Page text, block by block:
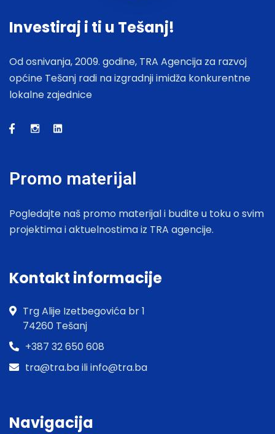
Investiraj i ti u Tešanj!
Od osnivanja, 2009. godine, TRA Agencija za razvoj
općine Tešanj radi na izgradnji imidža konkurentne
lokalne zajednice
Promo materijal
Pogledajte naš promo materijal i budite u toku o svim
projektima i aktuelnostima iz TRA agencije.
Kontakt informacije
Trg Alije Izetbegovića br 1
74260 Tešanj
+387 32 650 608
tra@tra.ba ili info@tra.ba
Navigacija